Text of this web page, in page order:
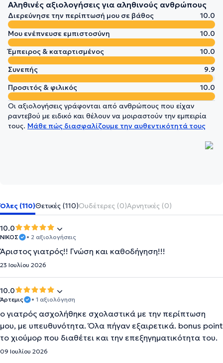
Αληθινές αξιολογήσεις για αληθινούς ανθρώπους
Διερεύνησε την περίπτωσή μου σε βάθος
10.0
Μου ενέπνευσε εμπιστοσύνη
10.0
Έμπειρος & καταρτισμένος
10.0
Συνεπής
9.9
Προσιτός & φιλικός
10.0
Οι αξιολογήσεις γράφονται από ανθρώπους που είχαν
ραντεβού με ειδικό και θέλουν να μοιραστούν την εμπειρία
τους. Μάθε πώς διασφαλίζουμε την αυθεντικότητά τους
Όλες (110)Θετικές (110)Ουδέτερες (0)Αρνητικές (0)
10.0
ΝΙΚΟΣ • 2 αξιολογήσεις
Άριστος γιατρός!! Γνώση και καθοδήγηση!!!
23 Ιουλίου 2026
10.0
Άρτεμις • 1 αξιολόγηση
ο γιατρός ασχολήθηκε σχολαστικά με την περίπτωση
μου, με υπευθυνότητα. Όλα πήγαν εξαιρετικά. bonus point
το χιούμορ που διαθέτει και την επεξηγηματικότητα του.
09 Ιουλίου 2026